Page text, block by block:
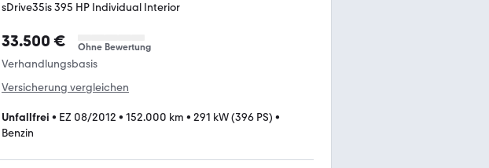
sDrive35is 395 HP Individual Interior
33.500 € Ohne Bewertung
Verhandlungsbasis
Versicherung vergleichen
Unfallfrei • EZ 08/2012 • 152.000 km • 291 kW (396 PS) •
Benzin